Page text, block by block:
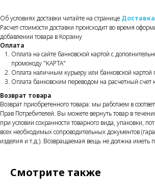
Об условиях доставки читайте на странице Доставка
Расчет стоимости доставки происходит во время
добавлении товара в Корзину
Оплата
Оплата на сайте банковской картой с
промокоду "КАРТА"
Оплата наличным курьеру или банковской картой
Оплата банковским переводом на расчетный счет
Возврат товара
Возврат приобретенного товара: мы работаем в
Прав Потребителей. Вы можете вернуть товар в
при условии сохранности товарного вида, упаковки,
всех необходимых сопроводительных документов
изделия и т.д.). Возвращаемая вещь не должна иметь
Смотрите также